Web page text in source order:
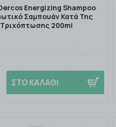
Energizing Shampoo
Σαμπουάν Κατά Της
Τριχόπτωσης 200ml
ΣΤΟ ΚΑΛΑΘΙ